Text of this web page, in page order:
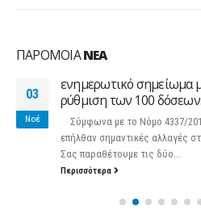
ΠΑΡΌΜΟΙΑΝΈΑ
03
Νοέ
ενημερωτικό σημείωμα
ρύθμιση των 100 δόσεων.
Σύμφωνα με το Νόμο 4337/
επήλθαν σημαντικές αλλαγές
Σας παραθέτουμε τις δύο...
Περισσότερα